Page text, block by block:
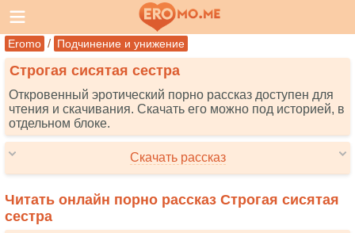
Eromo / Подчинение и унижение
Строгая сисятая сестра
Откровенный эротический порно рассказ доступен для
чтения и скачивания. Скачать его можно под историей, в
отдельном блоке.
Скачать рассказ
Читать онлайн порно рассказ Строгая сисятая
сестра